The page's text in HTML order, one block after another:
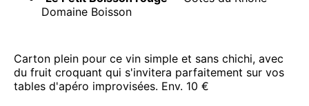
Domaine Boisson
Carton plein pour ce vin simple et sans chichi, avec
du fruit croquant qui s'invitera parfaitement sur vos
tables d'apéro improvisées. Env. 10 €